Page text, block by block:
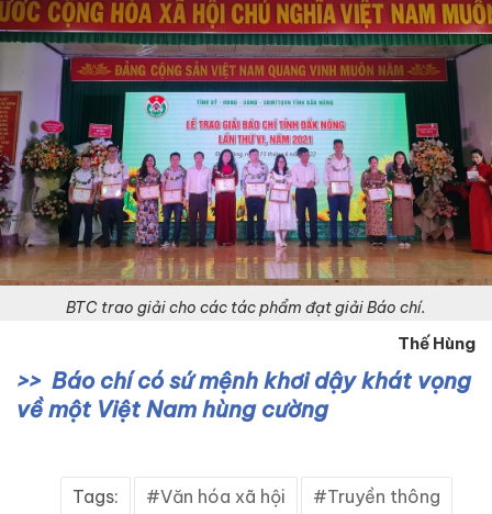
BTC trao giải cho các tác phẩm đạt giải Báo chí.
Thế Hùng
Báo chí có sứ mệnh khơi dậy khát vọng
về một Việt Nam hùng cường
Tags: Văn hóa xã hội Truyền thông